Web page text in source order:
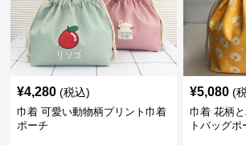
¥4,280 (税込)
巾着 可愛い動物柄プリント巾着
ポーチ
¥5,080 (
巾着 花柄
トバッグポ